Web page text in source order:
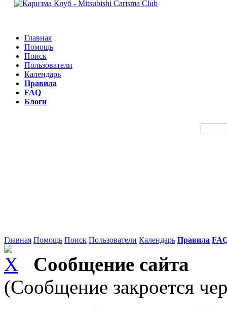
Главная
Помощь
Поиск
Пользователи
Календарь
Правила
FAQ
Блоги
Главная Помощь Поиск Пользователи Календарь Правила
Сообщение сайта
(Сообщение закроется